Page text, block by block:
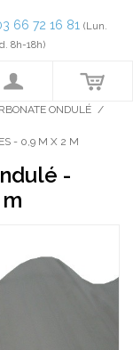
66 72 16 81 (Lun.
8h-18h)
ONDULÉ /
- 0,9 M X 2 M
-